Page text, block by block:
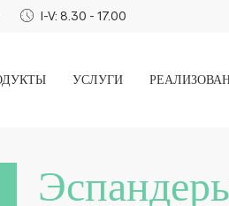
I-V: 8.30 - 17.00
УСЛУГИ